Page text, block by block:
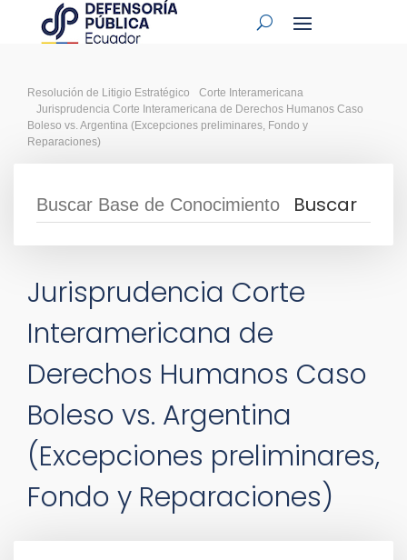
Resolución de Litigio Estratégico
Corte Interamericana
Jurisprudencia Corte Interamericana de Derechos Humanos Caso
Boleso vs. Argentina (Excepciones preliminares, Fondo y
Reparaciones)
Jurisprudencia Corte
Interamericana de
Derechos Humanos Caso
Boleso vs. Argentina
(Excepciones preliminares,
Fondo y Reparaciones)